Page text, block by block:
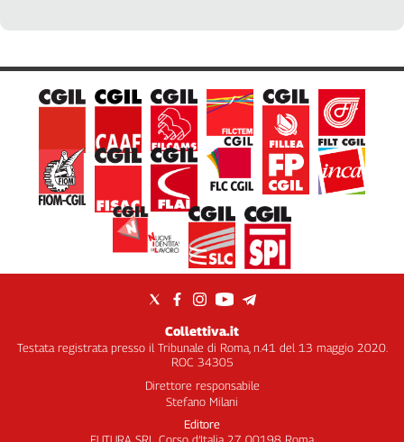
Collettiva.it
Testata registrata presso il Tribunale di Roma, n.41 del 13 maggio 2020.
ROC 34305
Direttore responsabile
Stefano Milani
Editore
FUTURA SRL, Corso d’Italia 27 00198 Roma